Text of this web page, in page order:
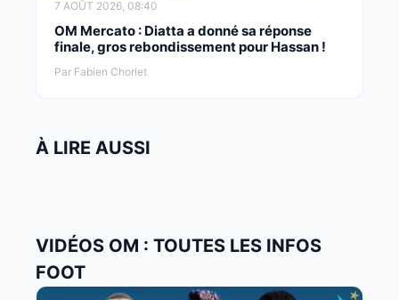
7 AOÛT 2026, 08:40
OM Mercato : Diatta a donné sa réponse
finale, gros rebondissement pour Hassan !
Par Fabien Chorlet
À LIRE AUSSI
VIDÉOS OM : TOUTES LES INFOS
FOOT